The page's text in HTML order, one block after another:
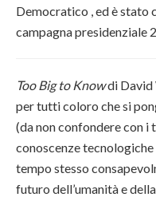
Democratico , ed è stato
campagna presidenziale
Too Big to Knowdi David
per tutti coloro che si
(da non confondere con
conoscenze tecnologiche
tempo stesso
futuro dell’umanità e